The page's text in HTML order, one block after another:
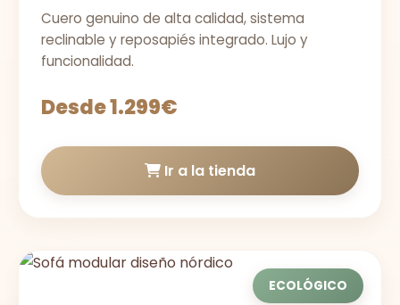
Cuero genuino de alta calidad, sistema
reclinable y reposapiés integrado. Lujo y
funcionalidad.
Desde 1.299€
Ir a la tienda
ECOLÓGICO